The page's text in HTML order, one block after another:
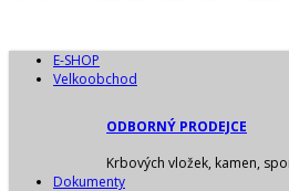
ODBORNÝ PRODEJCE
Krbových vložek, kamen,
E-SHOP
Velkoobchod
Dokumenty